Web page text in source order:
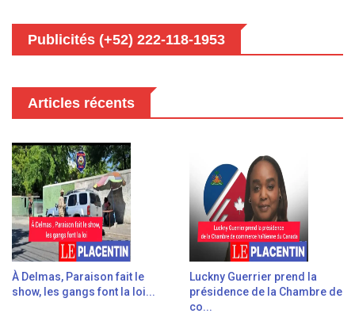
Publicités (+52) 222-118-1953
Articles récents
À Delmas, Paraison fait le
show, les gangs font la loi...
Luckny Guerrier prend la
présidence de la Chambre de
co...